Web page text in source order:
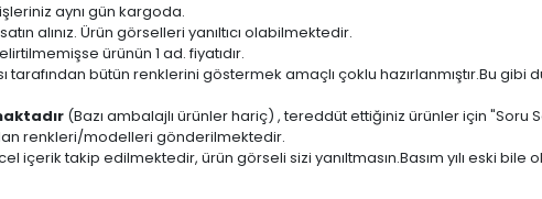
aynı gün kargoda.
alınız. Ürün görselleri yanıltıcı olabilmektedir.
ürünün 1 ad. fiyatıdır.
tarafından bütün renklerini göstermek amaçlı çoklu hazırlanmıştır.Bu
(Bazı ambalajlı ürünler hariç) , tereddüt ettiğiniz ürünler için "Soru
renkleri/modelleri gönderilmektedir.
içerik takip edilmektedir, ürün görseli sizi yanıltmasın.Basım yılı eski